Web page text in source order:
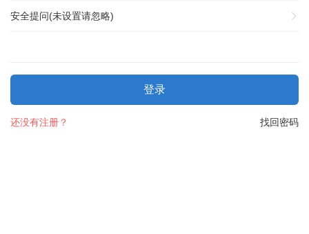
安全提问(未设置请忽略)
登录
找回密码
还没有注册？